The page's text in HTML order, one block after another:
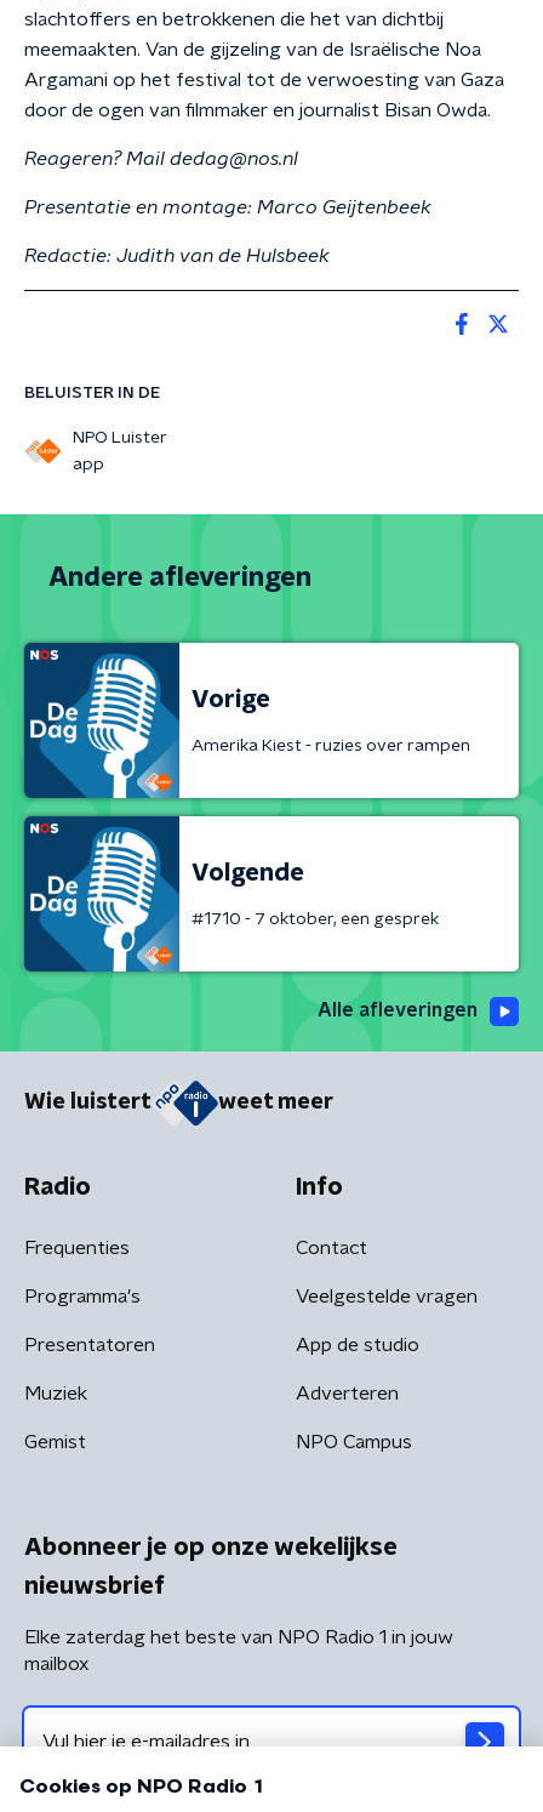
BELUISTER IN DE
NPO Luister
app
slachtoffers en betrokkenen die het van dichtbij
meemaakten. Van de gijzeling van de Israëlische Noa
Argamani op het festival tot de verwoesting van Gaza
door de ogen van filmmaker en journalist Bisan Owda.
Reageren? Mail dedag@nos.nl
Presentatie en montage: Marco Geijtenbeek
Redactie: Judith van de Hulsbeek
Andere afleveringen
Vorige
Amerika Kiest - ruzies over rampen
Volgende
#1710 - 7 oktober, een gesprek
Alle afleveringen
Wie luistert weet meer
Radio
Frequenties
Programma's
Presentatoren
Muziek
Gemist
Info
Contact
Veelgestelde vragen
App de studio
Adverteren
NPO Campus
Abonneer je op onze wekelijkse
nieuwsbrief
Elke zaterdag het beste van NPO Radio 1 in jouw
mailbox